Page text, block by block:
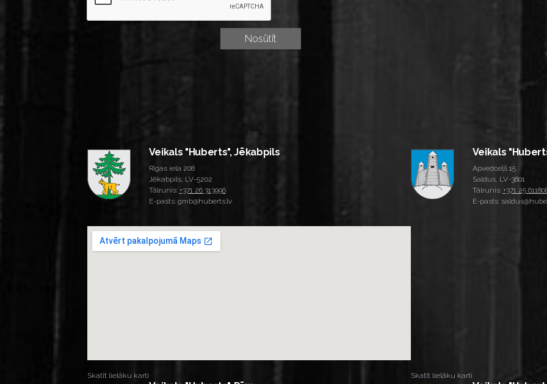
Veikals "Huberts", Jēkabpils
Rīgas iela 208
Jēkabpils, LV-5202
Tālrunis: +371 26 313996
E-pasts: gmb@huberts.lv
Skatīt lielāku karti
Veikals
Apvedceļš 15
Saldus, LV-3801
Tālrunis: +371 25
E-pasts:
Skatīt lielāku karti